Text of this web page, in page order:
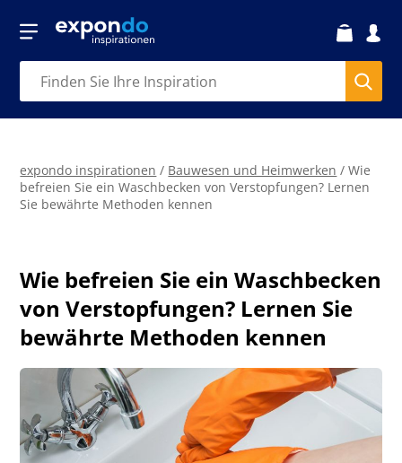
expondo inspirationen / Bauwesen und Heimwerken /Wie
befreien Sie ein Waschbecken von Verstopfungen? Lernen
Sie bewährte Methoden kennen
Wie befreien Sie ein Waschbecken
von Verstopfungen? Lernen Sie
bewährte Methoden kennen